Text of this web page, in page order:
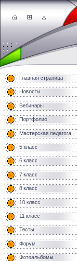
Главная страница
Новости
Вебинары
Портфолио
Мастерская педагога
5 класс
6 класс
7 класс
8 класс
10 класс
11 класс
Тесты
Форум
Фотоальбомы